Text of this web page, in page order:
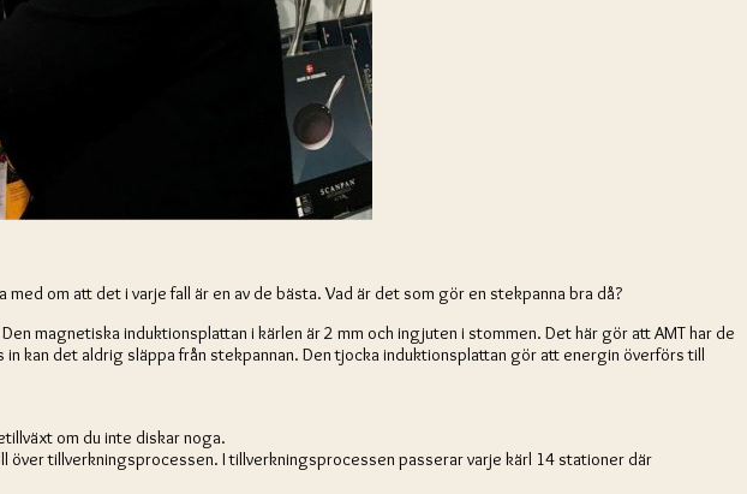
om att det i varje fall är en av de bästa. Vad är det som gör en stekpanna bra då?
magnetiska induktionsplattan i kärlen är 2 mm och ingjuten i stommen. Det här gör att AMT har de
det aldrig släppa från stekpannan. Den tjocka induktionsplattan gör att energin överförs till
om du inte diskar noga.
över tillverkningsprocessen. I tillverkningsprocessen passerar varje kärl 14 stationer där